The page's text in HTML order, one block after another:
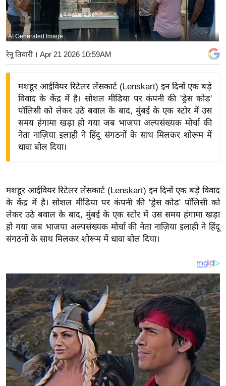
य
बि
ज़
ने
स
द्यो
ज्ञ
रा
य
ब
ल
क्रि
के
ट
I
L
AI Generated Image
रेनू तिवारी । Apr 21 2026 10:59AM
मशहूर आईवियर रिटेलर लेंसकार्ट (Lenskart) इन दिनों एक बड़े
विवाद के केंद्र में है। सोशल मीडिया पर कंपनी की 'ड्रेस कोड'
पॉलिसी को लेकर उठे बवाल के बाद, मुंबई के एक स्टोर में उस
समय हंगामा खड़ा हो गया जब भाजपा अल्पसंख्यक मोर्चा की
नेता नाज़िया इलाही ने हिंदू संगठनों के साथ मिलकर शोरूम में
धावा बोल दिया।
मशहूर आईवियर रिटेलर लेंसकार्ट (Lenskart) इन दिनों एक बड़े विवाद
के केंद्र में है। सोशल मीडिया पर कंपनी की 'ड्रेस कोड' पॉलिसी को
लेकर उठे बवाल के बाद, मुंबई के एक स्टोर में उस समय हंगामा खड़ा
हो गया जब भाजपा अल्पसंख्यक मोर्चा की नेता नाज़िया इलाही ने हिंदू
संगठनों के साथ मिलकर शोरूम में धावा बोल दिया।